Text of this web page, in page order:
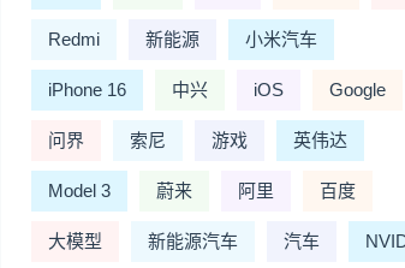
Redmi 新能源 小米汽车
iPhone 16 中兴 iOS Google
问界 索尼 游戏 英伟达
Model 3 蔚来 阿里 百度
大模型 新能源汽车 汽车